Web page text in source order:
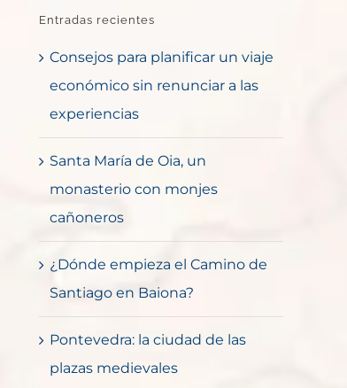
Entradas recientes
Consejos para planificar un viaje
económico sin renunciar a las
experiencias
Santa María de Oia, un
monasterio con monjes
cañoneros
¿Dónde empieza el Camino de
Santiago en Baiona?
Pontevedra: la ciudad de las
plazas medievales